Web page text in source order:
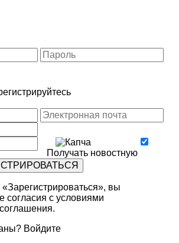
Получать новостную
вы
согласия с условиями
.
Войдите